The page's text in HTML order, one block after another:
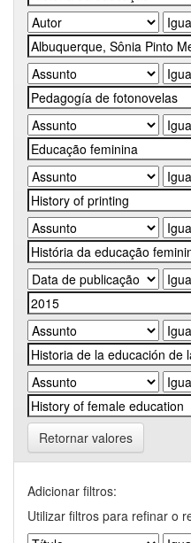
Retornar valores
Adicionar filtros:
Utilizar filtros para refinar o